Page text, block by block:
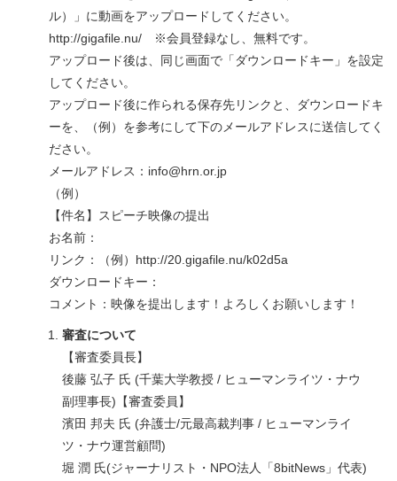
ル）」に動画をアップロードしてください。
http://gigafile.nu/ ※会員登録なし、無料です。
アップロード後は、同じ画面で「ダウンロードキー」を設定
してください。
アップロード後に作られる保存先リンクと、ダウンロードキ
ーを、（例）を参考にして下のメールアドレスに送信してく
ださい。
メールアドレス：info@hrn.or.jp
（例）
【件名】スピーチ映像の提出
お名前：
リンク：（例）http://20.gigafile.nu/k02d5a
ダウンロードキー：
コメント：映像を提出します！よろしくお願いします！
審査について
【審査委員長】
後藤 弘子 氏 (千葉大学教授 / ヒューマンライツ・ナウ
副理事長)【審査委員】
濱田 邦夫 氏 (弁護士/元最高裁判事 / ヒューマンライ
ツ・ナウ運営顧問)
堀 潤 氏(ジャーナリスト・NPO法人「8bitNews」代表)